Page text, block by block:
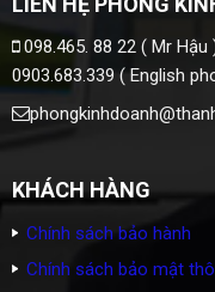
098.465. 88 22 ( Mr Hậu
0903.683.339 ( English
KHÁCH HÀNG
Chính sách bảo hành
Chính sách bảo mật